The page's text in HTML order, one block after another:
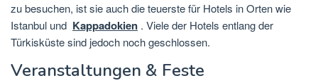
zu besuchen, ist sie auch die teuerste für Hotels in Orten wie
Istanbul und Kappadokien . Viele der Hotels entlang der
Türkisküste sind jedoch noch geschlossen.
Veranstaltungen & Feste